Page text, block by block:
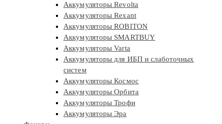
Аккумуляторы Revolta
Аккумуляторы Rexant
Аккумуляторы ROBITON
Аккумуляторы SMARTBUY
Аккумуляторы Varta
Аккумуляторы для ИБП и слаботочных
систем
Аккумуляторы Космос
Аккумуляторы Орбита
Аккумуляторы Трофи
Аккумуляторы Эра